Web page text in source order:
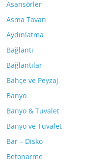
Asansörler
Asma Tavan
Aydınlatma
Bağlantı
Bağlantılar
Bahçe ve Peyzaj
Banyo
Banyo & Tuvalet
Banyo ve Tuvalet
Bar – Disko
Betonarme